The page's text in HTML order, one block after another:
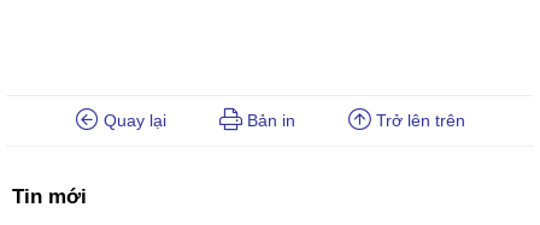
Quay lại Bản in Trở lên trên
Tin mới